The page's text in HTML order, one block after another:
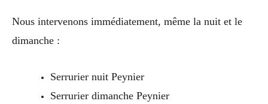
Nous intervenons immédiatement, même la nuit et le
dimanche :
Serrurier nuit Peynier
Serrurier dimanche Peynier